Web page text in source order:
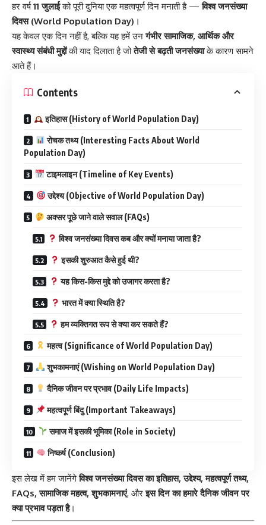
हर वर्ष11 जुलाईको पूरी दुनिया एक महत्वपूर्ण दिन मनाती है —विश्व जनसंख्या
दिवस (World Population Day) ।
यह केवल एक दिन नहीं है, बल्कि यह हमें उनगंभीर सामाजिक, आर्थिक और
स्वास्थ्य संबंधी मुद्दोंकी याद दिलाता है जोतेजी से बढ़ती जनसंख्याके कारण सामने
आते हैं।
Contents
इतिहास (History of World Population Day)
रोचक तथ्य (Interesting Facts About World
Population Day)
टाइमलाइन (Timeline of Key Events)
उद्देश्य (Objective of World Population Day)
अक्सर पूछे जाने वाले सवाल (FAQs)
विश्व जनसंख्या दिवस कब और क्यों मनाया जाता है?
इसकी शुरुआत कैसे हुई थी?
यह किस-किस मुद्दे को उजागर करता है?
भारत में क्या स्थिति है?
हम व्यक्तिगत रूप से क्या कर सकते हैं?
महत्व (Significance of World Population Day)
शुभकामनाएं (Wishing on World Population Day)
दैनिक जीवन पर प्रभाव (Daily Life Impacts)
महत्वपूर्ण बिंदु (Important Takeaways)
समाज में इसकी भूमिका (Role in Society)
निष्कर्ष (Conclusion)
इस लेख में हम जानेंगेविश्व जनसंख्या दिवस का इतिहास, उद्देश्य, महत्वपूर्ण तथ्य,
FAQs, सामाजिक महत्व, शुभकामनाएं, औरइस दिन का हमारे दैनिक जीवन पर
क्या प्रभाव पड़ता है।